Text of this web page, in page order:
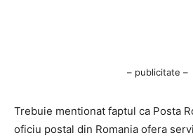
– publicitate –
Trebuie mentionat faptul ca Posta
oficiu postal din Romania ofera